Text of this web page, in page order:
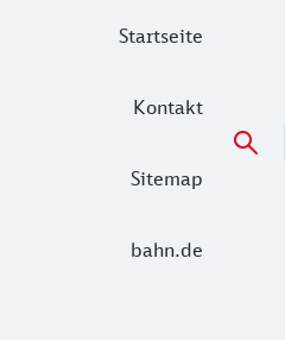
Startseite
Kontakt
Sitemap
bahn.de